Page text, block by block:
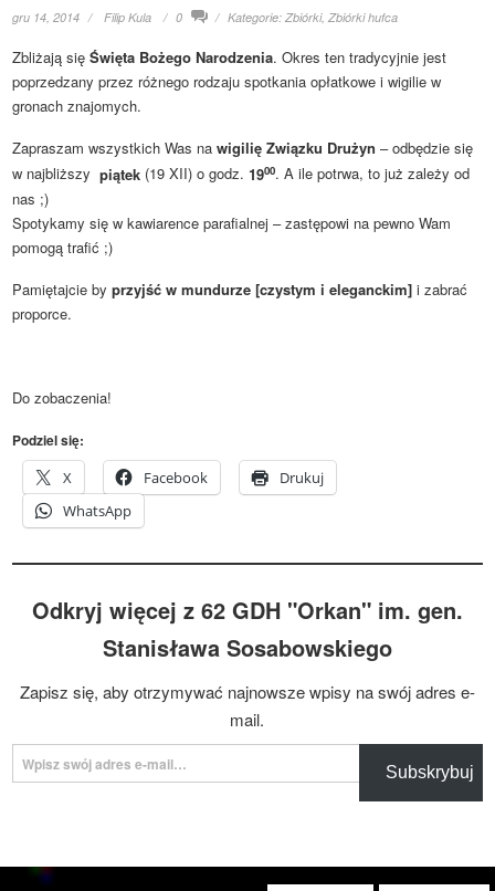
gru 14, 2014 Filip Kula 0 Kategorie:Zbiórki,Zbiórki hufca
Zbliżają sięŚwięta Bożego Narodzenia. Okres ten tradycyjnie jest
poprzedzany przez różnego rodzaju spotkania opłatkowe i wigilie w
gronach znajomych.
Zapraszam wszystkich Was nawigilię Związku Drużyn – odbędzie się
w najbliższypiątek (19 XII) o godz.1900. A ile potrwa, to już zależy od
nas ;)
Spotykamy się w kawiarence parafialnej – zastępowi na pewno Wam
pomogą trafić ;)
Pamiętajcie byprzyjść w mundurze [czystym i eleganckim] i zabrać
proporce.
Do zobaczenia!
Podziel się:
X
Facebook
Drukuj
WhatsApp
Odkryj więcej z 62 GDH "Orkan" im. gen.
Stanisława Sosabowskiego
Zapisz się, aby otrzymywać najnowsze wpisy na swój adres e-
mail.
Wpisz swój adres e-mail…
Subskrybuj